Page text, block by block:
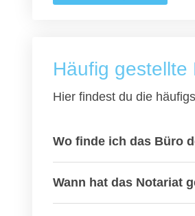
Häufig gestellte
Hier findest du die
Wo finde ich das Büro
Wann hat das Notariat